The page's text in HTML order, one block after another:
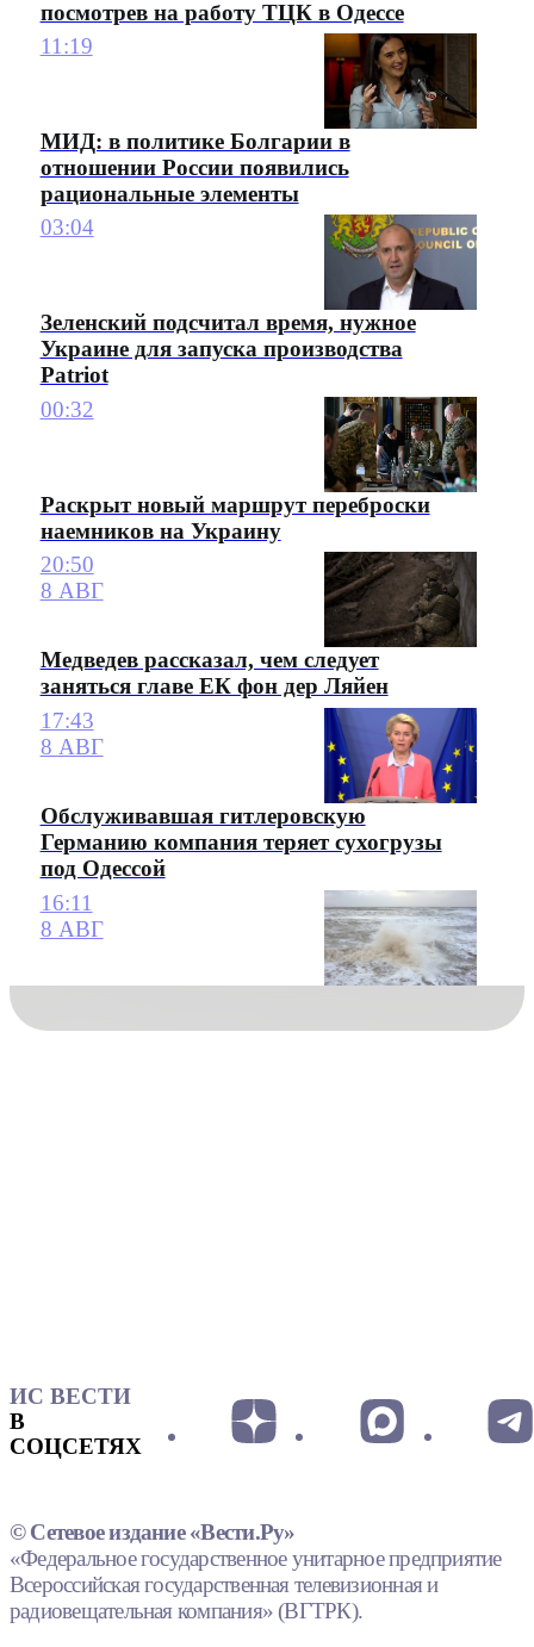
посмотрев на работу ТЦК в Одессе
11:19
МИД: в политике Болгарии в
отношении России появились
рациональные элементы
03:04
Зеленский подсчитал время, нужное
Украине для запуска производства
Patriot
00:32
Раскрыт новый маршрут переброски
наемников на Украину
20:50
8 АВГ
Медведев рассказал, чем следует
заняться главе ЕК фон дер Ляйен
17:43
8 АВГ
Обслуживавшая гитлеровскую
Германию компания теряет сухогрузы
под Одессой
16:11
8 АВГ
ИС ВЕСТИ
В
СОЦСЕТЯХ
© Сетевое издание «Вести.Ру»
«Федеральное государственное унитарное предприятие
Всероссийская государственная телевизионная и
радиовещательная компания» (ВГТРК).